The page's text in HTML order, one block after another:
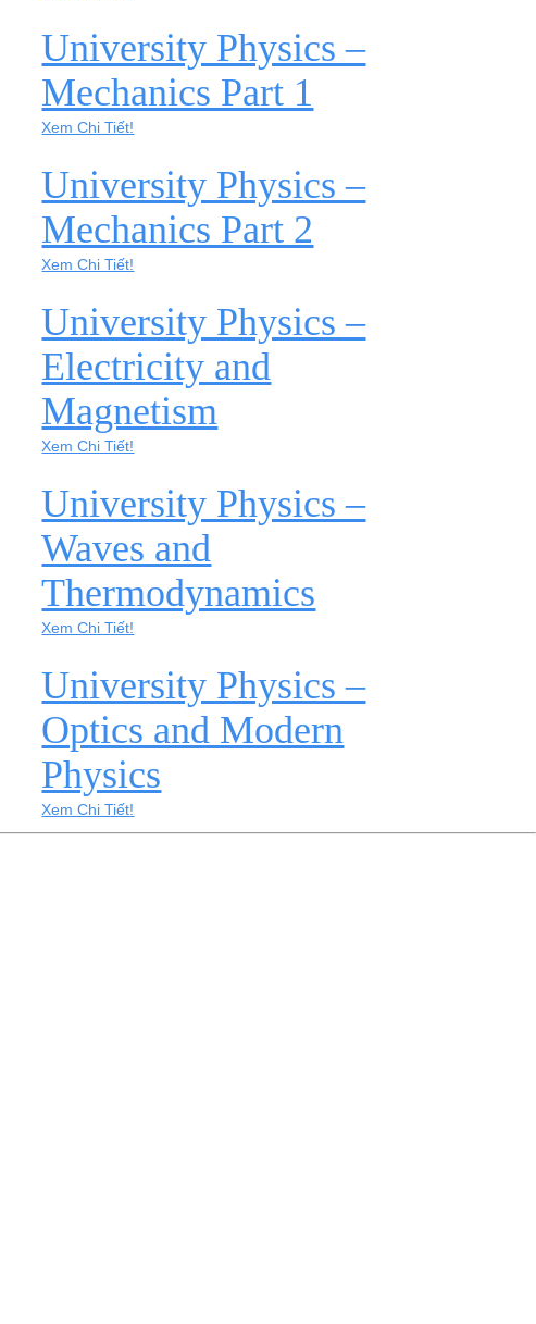
University Physics –
Mechanics Part 1
Xem Chi Tiết!
University Physics –
Mechanics Part 2
Xem Chi Tiết!
University Physics –
Electricity and
Magnetism
Xem Chi Tiết!
University Physics –
Waves and
Thermodynamics
Xem Chi Tiết!
University Physics –
Optics and Modern
Physics
Xem Chi Tiết!